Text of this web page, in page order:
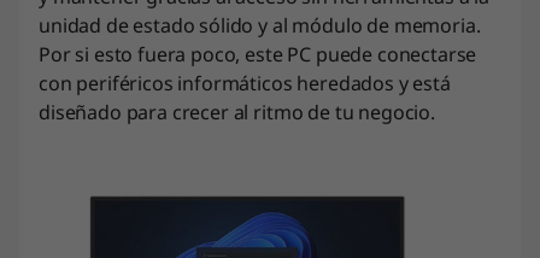
unidad de estado sólido y al módulo de memoria.
Por si esto fuera poco, este PC puede conectarse
con periféricos informáticos heredados y está
diseñado para crecer al ritmo de tu negocio.